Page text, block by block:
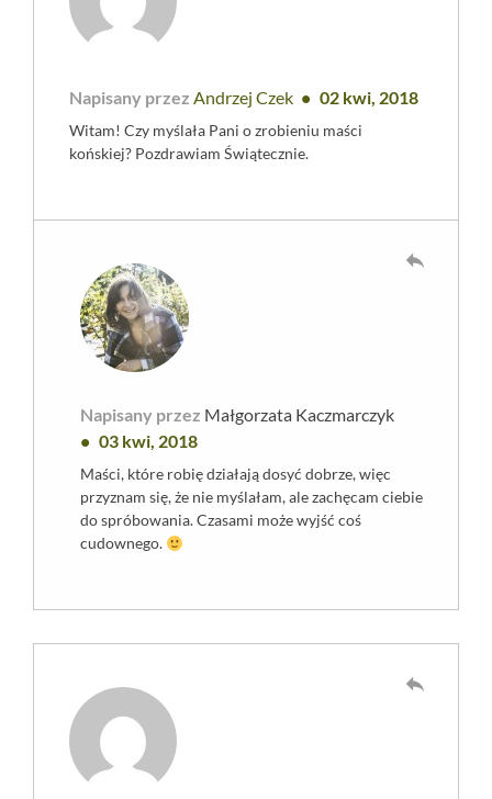
Napisany przez Andrzej Czek 02 kwi, 2018
Witam! Czy myślała Pani o zrobieniu maści
końskiej? Pozdrawiam Świątecznie.
Napisany przez Małgorzata Kaczmarczyk
03 kwi, 2018
Maści, które robię działają dosyć dobrze, więc
przyznam się, że nie myślałam, ale zachęcam ciebie
do spróbowania. Czasami może wyjść coś
cudownego.
reply
reply